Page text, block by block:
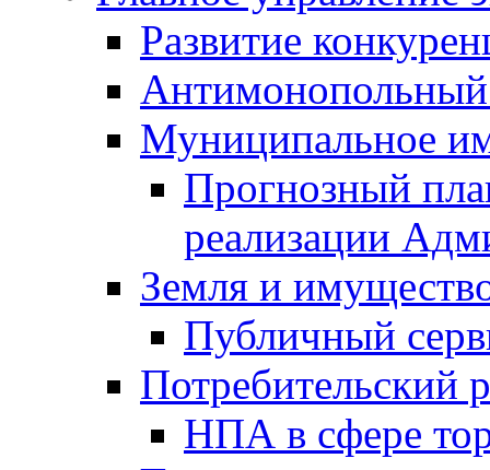
Развитие
Антимонопольный
Муниципальное
Прогнозный
реализации
Земля и
Публичный
Потребительский
НПА в сфере